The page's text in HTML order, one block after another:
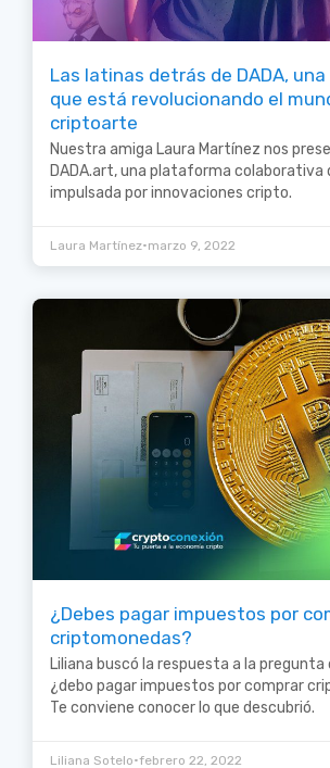
Las latinas detrás de DADA,
que está revolucionando el
criptoarte
Nuestra amiga Laura Martínez nos
DADA.art, una plataforma colaborativa
impulsada por innovaciones cripto.
Laura Martínez•marzo 9, 2022
¿Debes pagar impuestos por
criptomonedas?
Liliana buscó la respuesta a la pregunta
¿debo pagar impuestos por comprar
Te conviene conocer lo que descubrió.
Liliana Sotelo•febrero 22, 2022